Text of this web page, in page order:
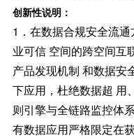
创新性说明：
1．在数据合规安全流
业可信 空间的跨空间互
产品发现机制 和数据安
下应用，杜绝数据超 用
则引擎与全链路监控体
有数据应用严格限定在